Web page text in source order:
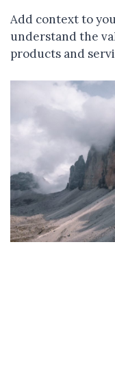
Add context to
understand the
products and